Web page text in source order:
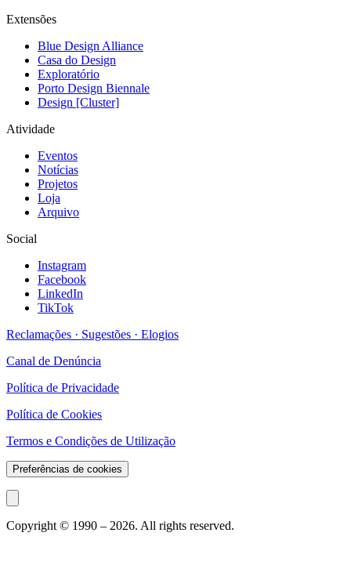
Extensões
Blue Design Alliance
Casa do Design
Exploratório
Porto Design Biennale
Design [Cluster]
Atividade
Eventos
Notícias
Projetos
Loja
Arquivo
Social
Instagram
Facebook
LinkedIn
TikTok
Reclamações · Sugestões · Elogios
Canal de Denúncia
Política de Privacidade
Política de Cookies
Termos e Condições de Utilização
Preferências de cookies
Copyright © 1990 – 2026. All rights reserved.